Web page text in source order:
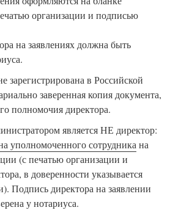
организации и подписью
на заявлениях должна быть
зарегистрирована в Российской
заверенная копия документа,
полномочия директора.
является НЕ директор:
уполномоченного сотрудникана
(с печатью организации и
в доверенности указывается
Подпись директора на заявлении
у нотариуса.